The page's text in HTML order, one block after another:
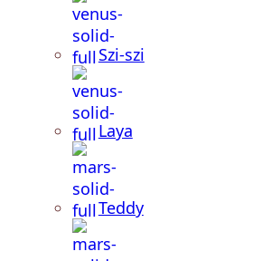
Szi-szi
Laya
Teddy